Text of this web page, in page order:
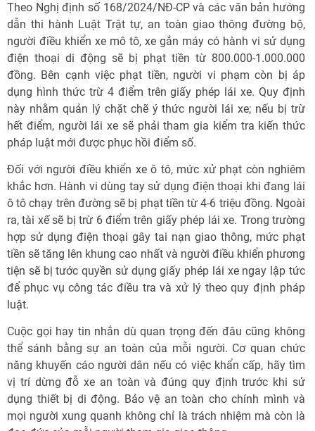
Theo Nghị định số 168/2024/NĐ-CP và các văn bản hướng
dẫn thi hành Luật Trật tự, an toàn giao thông đường bộ,
người điều khiển xe mô tô, xe gắn máy có hành vi sử dụng
điện thoại di động sẽ bị phạt tiền từ 800.000-1.000.000
đồng. Bên cạnh việc phạt tiền, người vi phạm còn bị áp
dụng hình thức trừ 4 điểm trên giấy phép lái xe. Quy định
này nhằm quản lý chặt chẽ ý thức người lái xe; nếu bị trừ
hết điểm, người lái xe sẽ phải tham gia kiểm tra kiến thức
pháp luật mới được phục hồi điểm số.
Đối với người điều khiển xe ô tô, mức xử phạt còn nghiêm
khắc hơn. Hành vi dùng tay sử dụng điện thoại khi đang lái
ô tô chạy trên đường sẽ bị phạt tiền từ 4-6 triệu đồng. Ngoài
ra, tài xế sẽ bị trừ 6 điểm trên giấy phép lái xe. Trong trường
hợp sử dụng điện thoại gây tai nạn giao thông, mức phạt
tiền sẽ tăng lên khung cao nhất và người điều khiển phương
tiện sẽ bị tước quyền sử dụng giấy phép lái xe ngay lập tức
để phục vụ công tác điều tra và xử lý theo quy định pháp
luật.
Cuộc gọi hay tin nhắn dù quan trọng đến đâu cũng không
thể sánh bằng sự an toàn của mỗi người. Cơ quan chức
năng khuyến cáo người dân nếu có việc khẩn cấp, hãy tìm
vị trí dừng đỗ xe an toàn và đúng quy định trước khi sử
dụng thiết bị di động. Bảo vệ an toàn cho chính mình và
mọi người xung quanh không chỉ là trách nhiệm mà còn là